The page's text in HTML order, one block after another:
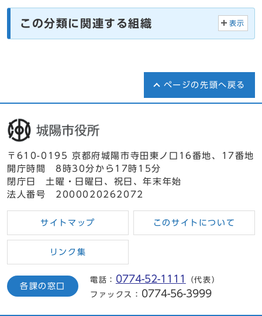
この分類に関連する組織 表示
ページの先頭へ戻る
〒610-0195 京都府城陽市寺田東ノ口16番地、17番地
開庁時間 8時30分から17時15分
閉庁日 土曜・日曜日、祝日、年末年始
法人番号 2000020262072
サイトマップ このサイトについて
リンク集
各課の窓口
電話： 0774-52-1111
（代表）
ファックス：
0774-56-3999